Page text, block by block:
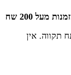
200 שח
תקווה. אין